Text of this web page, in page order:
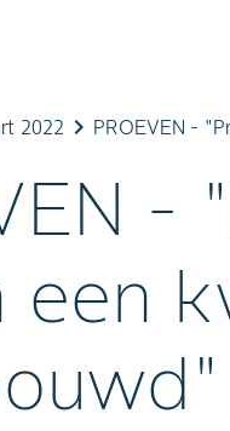
2022 keyboard_arrow_right PROEVEN -
-
een